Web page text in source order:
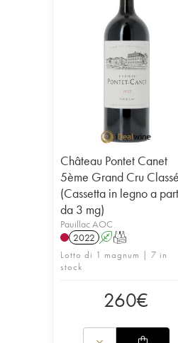
Château Pontet Canet
5ème Grand Cru Classé
(Cassetta in legno a
da 3 mg)
Pauillac AOC
2022 AT
Lotto di 1 magnum | 7 in
stock
260€